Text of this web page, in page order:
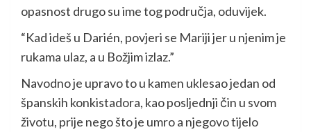
opasnost drugo su ime tog područja, oduvijek.
“Kad ideš u Darién, povjeri se Mariji jer u njenim je
rukama ulaz, a u Božjim izlaz.”
Navodno je upravo to u kamen uklesao jedan od
španskih konkistadora, kao posljednji čin u svom
životu, prije nego što je umro a njegovo tijelo